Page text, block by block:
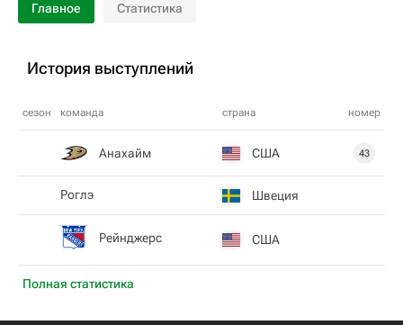
Главное Статистика
История выступлений
сезон команда страна номер
Полная статистика
Анахайм США 43
Poглэ Швеция
Рейнджерс США